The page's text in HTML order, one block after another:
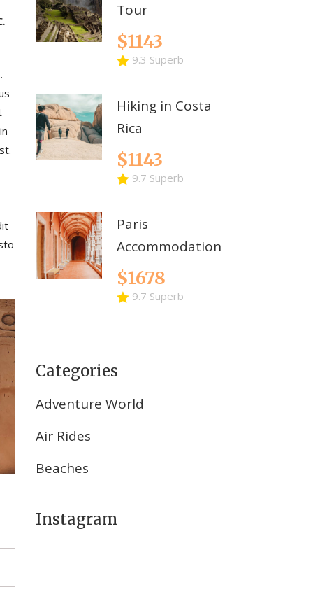
Tour
$1143
9.3 Superb
Hiking in Costa
Rica
$1143
9.7 Superb
Paris
Accommodation
$1678
9.7 Superb
Categories
Adventure World
Air Rides
Beaches
Instagram